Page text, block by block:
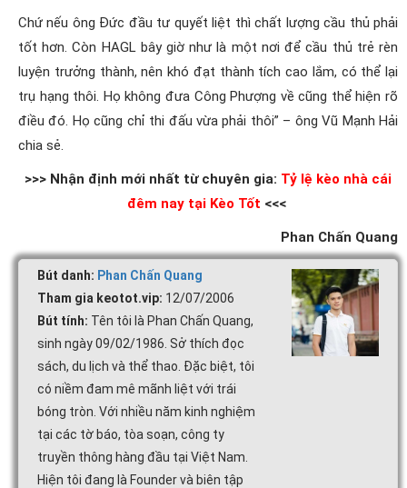
Chứ nếu ông Đức đầu tư quyết liệt thì chất lượng cầu thủ phải
tốt hơn. Còn HAGL bây giờ như là một nơi để cầu thủ trẻ rèn
luyện trưởng thành, nên khó đạt thành tích cao lắm, có thể lại
trụ hạng thôi. Họ không đưa Công Phượng về cũng thể hiện rõ
điều đó. Họ cũng chỉ thi đấu vừa phải thôi” – ông Vũ Mạnh Hải
chia sẻ.
>>> Nhận định mới nhất từ chuyên gia: Tỷ lệ kèo nhà cái
đêm nay tại Kèo Tốt <<<
Phan Chấn Quang
Bút danh: Phan Chấn Quang
Tham gia keotot.vip: 12/07/2006
Bút tính: Tên tôi là Phan Chấn Quang,
sinh ngày 09/02/1986. Sở thích đọc
sách, du lịch và thể thao. Đặc biệt, tôi
có niềm đam mê mãnh liệt với trái
bóng tròn. Với nhiều năm kinh nghiệm
tại các tờ báo, tòa soạn, công ty
truyền thông hàng đầu tại Việt Nam.
Hiện tôi đang là Founder và biên tập